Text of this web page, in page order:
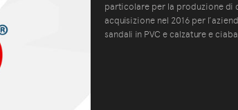
particolare per la produzione di
acquisizione nel 2016 per
sandali in PVC e calzature e